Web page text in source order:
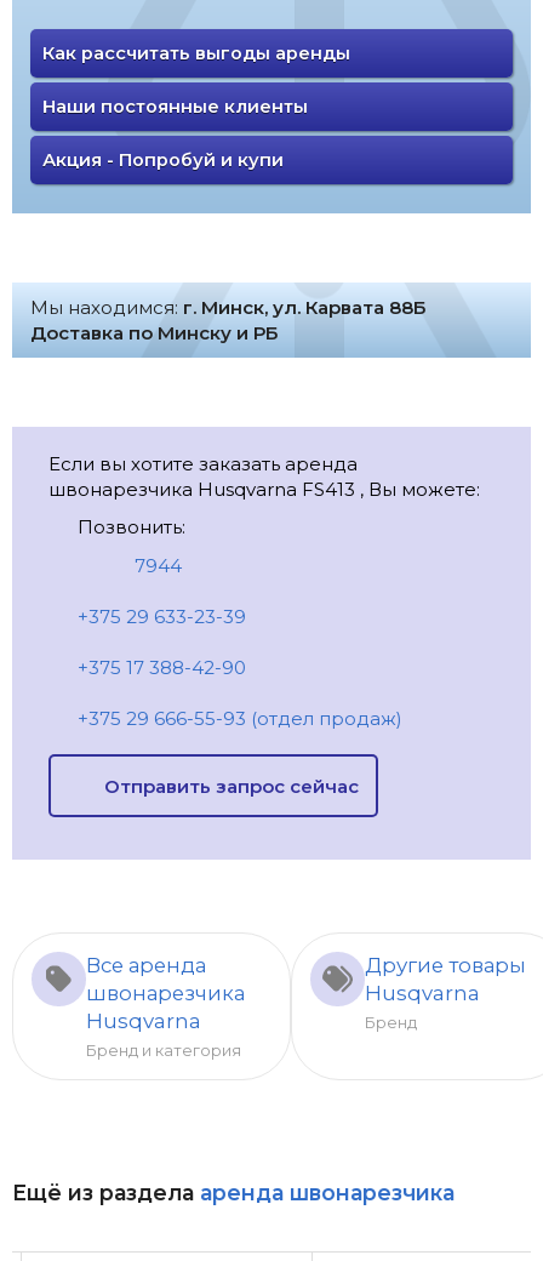
Как рассчитать выгоды аренды
Наши постоянные клиенты
Акция - Попробуй и купи
Мы находимся: г. Минск, ул. Карвата 88Б
Доставка по Минску и РБ
Если вы хотите заказать аренда
швонарезчика Husqvarna FS413 , Вы можете:
Позвонить:
7944
+375 29 633-23-39
+375 17 388-42-90
+375 29 666-55-93 (отдел продаж)
Отправить запрос сейчас
Все аренда
швонарезчика
Husqvarna
Бренд и категория
Другие товары
Husqvarna
Бренд
Ещё из раздела аренда швонарезчика